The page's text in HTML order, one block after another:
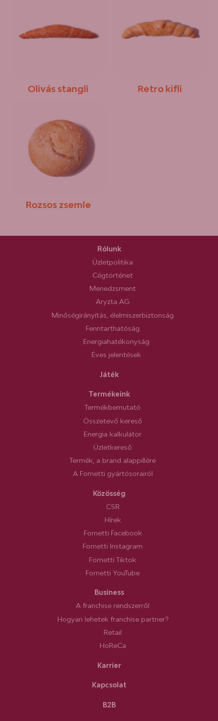
Olivás stangli Retro kifli
Rozsos zsemle
Rólunk
Üzletpolitika
Cégtörténet
Menedzsment
Aryzta AG
Minőségirányítás, élelmiszerbiztonság
Fenntarthatóság
Energiahatékonyság
Éves jelentések
Játék
Termékeink
Termékbemutató
Összetevő kereső
Energia kalkulátor
Üzletkereső
Termék, a brand alappillére
A Fornetti gyártósorairól
Közösség
CSR
Hírek
Fornetti Facebook
Fornetti Instagram
Fornetti Tiktok
Fornetti YouTube
Business
A franchise rendszerről
Hogyan lehetek franchise partner?
Retail
HoReCa
Karrier
Kapcsolat
B2B